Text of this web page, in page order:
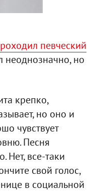
певческий
неоднозначно, но
крепко,
но оно и
чувствует
Песня
Нет, все-таки
свой голос,
в социальной